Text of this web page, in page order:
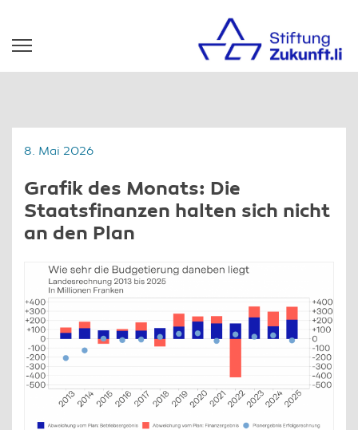
8. Mai 2026
Grafik des Monats: Die
Staatsfinanzen halten sich nicht
an den Plan